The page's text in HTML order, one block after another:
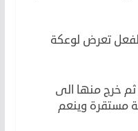
تعرض لوعكة
خرج منها الى
مستقرة وينعم